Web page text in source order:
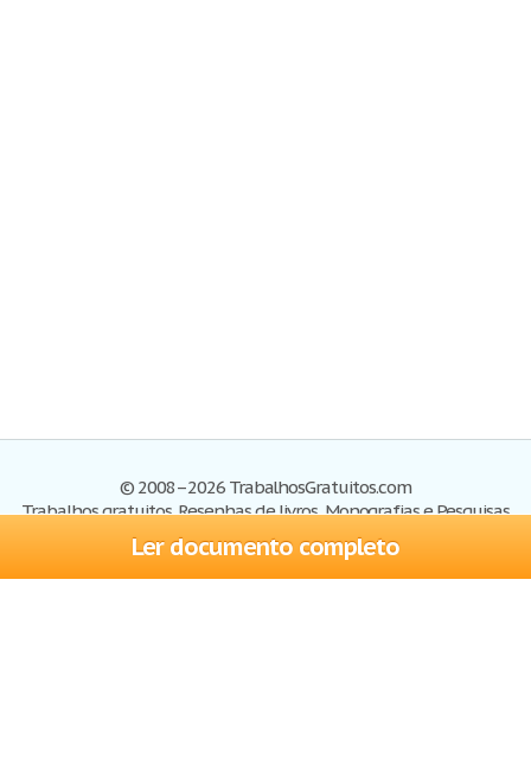
Ler documento completo
© 2008–2026 TrabalhosGratuitos.com
Trabalhos gratuitos, Resenhas de livros, Monografias e Pesquisas